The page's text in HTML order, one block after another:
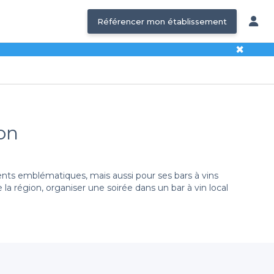
Référencer mon établissement
✖
emblématiques, mais aussi pour ses bars à vins
région, organiser une soirée dans un bar à vin local
diversifiée d’établissements triés sur le volet,
pour un tête-à-tête ou un espace plus vaste